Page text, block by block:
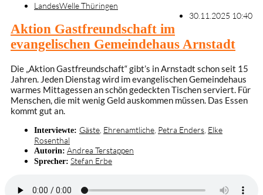
LandesWelle Thüringen
30.11.2025 10:40
Aktion Gastfreundschaft im
evangelischen Gemeindehaus Arnstadt
Die „Aktion Gastfreundschaft“ gibt’s in Arnstadt schon seit 15
Jahren. Jeden Dienstag wird im evangelischen Gemeindehaus
warmes Mittagessen an schön gedeckten Tischen serviert. Für
Menschen, die mit wenig Geld auskommen müssen. Das Essen
kommt gut an.
Interviewte: Gäste Ehrenamtliche Petra Enders Elke
Rosenthal
Autorin: Andrea Terstappen
Sprecher: Stefan Erbe